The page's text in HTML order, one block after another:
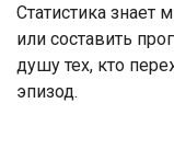
Статистика знает
или составить
душу тех, кто
эпизод.